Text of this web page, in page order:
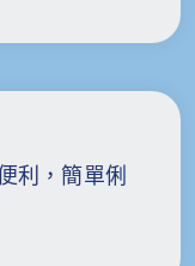
利，簡單俐